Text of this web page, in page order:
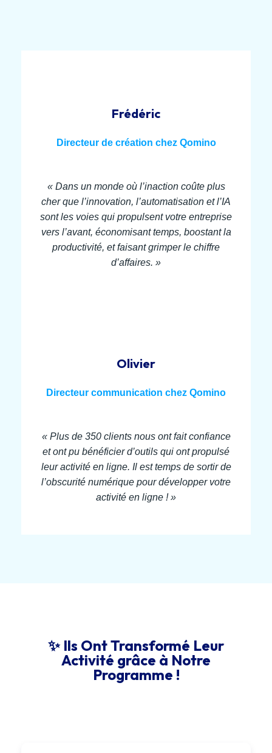
Frédéric
Directeur de création chez Qomino
« Dans un monde où l’inaction coûte plus
cher que l’innovation, l’automatisation et l’IA
sont les voies qui propulsent votre entreprise
vers l’avant, économisant temps, boostant la
productivité, et faisant grimper le chiffre
d’affaires. »
Olivier
Directeur communication chez Qomino
« Plus de 350 clients nous ont fait confiance
et ont pu bénéficier d’outils qui ont propulsé
leur activité en ligne. Il est temps de sortir de
l’obscurité numérique pour développer votre
activité en ligne ! »
✨ Ils Ont Transformé Leur
Activité grâce à Notre
Programme !